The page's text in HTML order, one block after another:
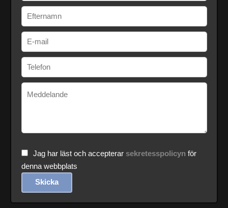
Jag har läst och accepterar sekretesspolicyn för
denna webbplats
Skicka